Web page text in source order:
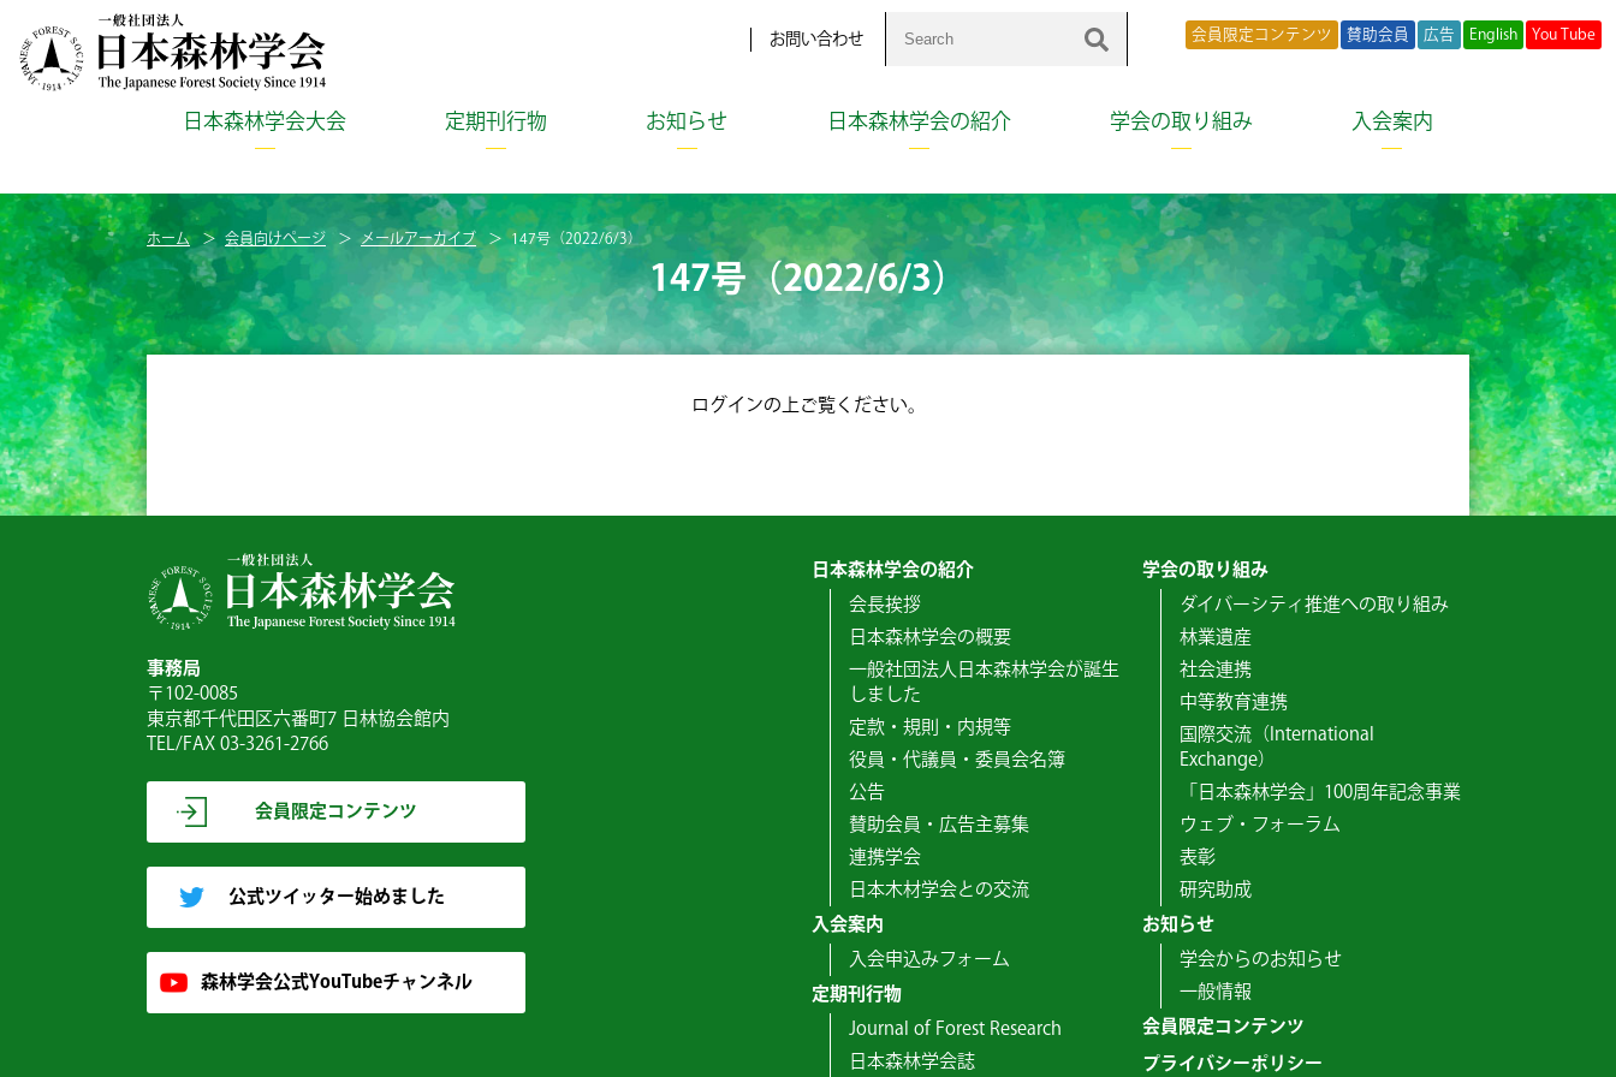
お問い合わせ 会員限定コンテンツ 賛助会員 広告 English You Tube
日本森林学会大会 定期刊行物 お知らせ 日本森林学会の紹介 学会の取り組み 入会案内
ホーム 会員向けページ メールアーカイブ 147号（2022/6/3）
147号（2022/6/3）
ログインの上ご覧ください。
事務局
〒102-0085
東京都千代田区六番町7 日林協会館内
TEL/FAX 03-3261-2766
会員限定コンテンツ
公式ツイッター始めました
森林学会公式YouTubeチャンネル
日本森林学会の紹介
会長挨拶
日本森林学会の概要
一般社団法人日本森林学会が誕生
しました
定款・規則・内規等
役員・代議員・委員会名簿
公告
賛助会員・広告主募集
連携学会
日本木材学会との交流
入会案内
入会申込みフォーム
定期刊行物
Journal of Forest Research
日本森林学会誌
学会の取り組み
ダイバーシティ推進への取り組み
林業遺産
社会連携
中等教育連携
国際交流（International
Exchange）
「日本森林学会」100周年記念事業
ウェブ・フォーラム
表彰
研究助成
お知らせ
学会からのお知らせ
一般情報
会員限定コンテンツ
プライバシーポリシー